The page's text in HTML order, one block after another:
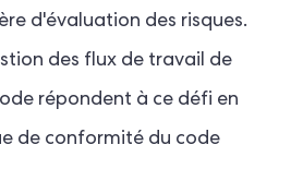
d'évaluation des risques.
des flux de travail de
répondent à ce défi en
de conformité du code